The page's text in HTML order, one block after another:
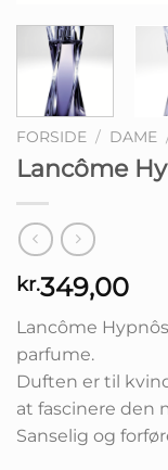
FORSIDE / DAME
Lancôme
kr.349,00
Lancôme
parfume.
Duften er til
at fascinere den
Sanselig og